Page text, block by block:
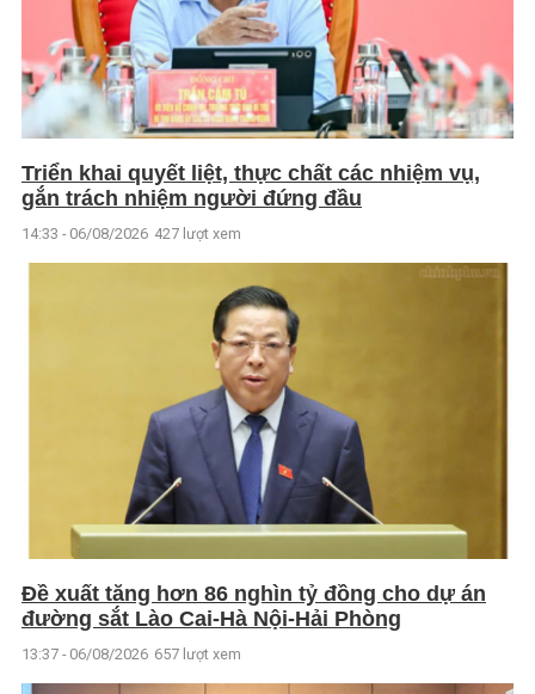
Triển khai quyết liệt, thực chất các nhiệm vụ,
gắn trách nhiệm người đứng đầu
14:33 - 06/08/2026 427 lượt xem
Đề xuất tăng hơn 86 nghìn tỷ đồng cho dự án
đường sắt Lào Cai-Hà Nội-Hải Phòng
13:37 - 06/08/2026 657 lượt xem